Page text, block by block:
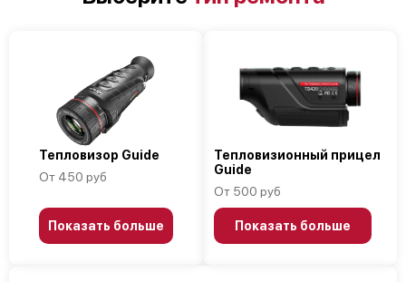
Тепловизор Guide
От 450 руб
Показать больше
Тепловизионный прицел
Guide
От 500 руб
Показать больше